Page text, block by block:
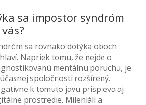
sa impostor syndróm
sa rovnako dotýka oboch
Napriek tomu, že nejde o
mentálnu poruchu, je
spoločnosti rozšírený.
k tomuto javu prispieva aj
prostredie. Mileniáli a